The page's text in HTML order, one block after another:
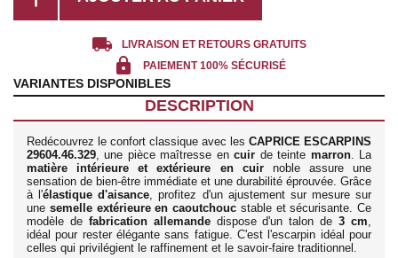
local_shipping LIVRAISON ET RETOURS GRATUITS
lock PAIEMENT 100% SÉCURISÉ
VARIANTES DISPONIBLES
DESCRIPTION
Redécouvrez le confort classique avec les CAPRICE ESCARPINS
29604.46.329 , une pièce maîtresse encuir de teinte marron. La
matière intérieure et extérieure en cuirnoble assure une
sensation de bien-être immédiate et une durabilité éprouvée. Grâce
à l'élastique d'aisance , profitez d'un ajustement sur mesure sur
une semelle extérieure en caoutchouc stable et sécurisante. Ce
modèle de fabrication allemandedispose d'un talon de3 cm
idéal pour rester élégante sans fatigue. C'est l'escarpin idéal pour
celles qui privilégient le raffinement et le savoir-faire traditionnel.